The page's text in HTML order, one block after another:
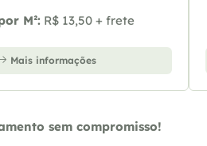
M²: R$ 13,50 + frete
Mais informações
sem compromisso!